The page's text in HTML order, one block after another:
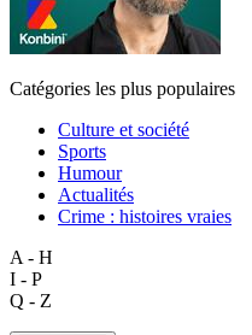
Catégories les plus populaires
Culture et société
Sports
Humour
Actualités
Crime : histoires vraies
A - H
I - P
Q - Z